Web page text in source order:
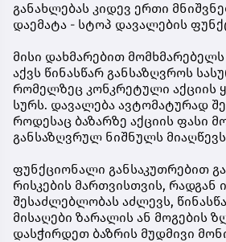
განახლებას კიდევ ერთი
დაემატა - სტოპ დავალების
მისი დახმარებით
აქვს წინასწარ განსაზღვროს
რომელზეც კონკრეტული აქციის
სურს. დავალება ავტომატურად
როდესაც ბაზარზე აქციის ფასი
განსაზღვრულ ნიშნულს
ფუნქციონალი განსაკუთრებით
რისკების მართვისთვის, რადგან
შესაძლებლობას აძლევს,
მისაღები ზარალის ან მოგების
დასჭირდეთ ბაზრის მუდმივი